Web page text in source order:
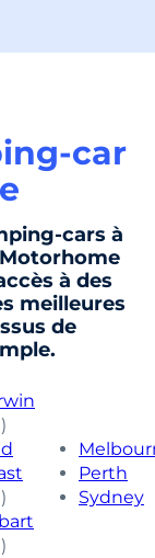
car
cars à
à des
meilleures
de
Perth
Sydney